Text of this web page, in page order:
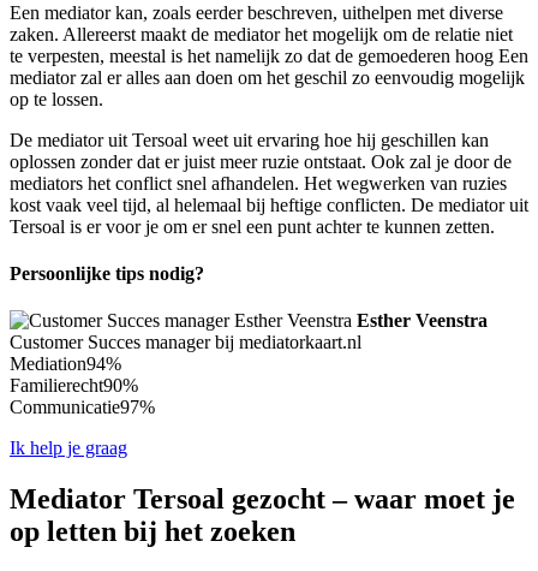
Een mediator kan, zoals eerder beschreven, uithelpen met diverse
zaken. Allereerst maakt de mediator het mogelijk om de relatie niet
te verpesten, meestal is het namelijk zo dat de gemoederen hoog Een
mediator zal er alles aan doen om het geschil zo eenvoudig mogelijk
op te lossen.
De mediator uit Tersoal weet uit ervaring hoe hij geschillen kan
oplossen zonder dat er juist meer ruzie ontstaat. Ook zal je door de
mediators het conflict snel afhandelen. Het wegwerken van ruzies
kost vaak veel tijd, al helemaal bij heftige conflicten. De mediator uit
Tersoal is er voor je om er snel een punt achter te kunnen zetten.
Persoonlijke tips nodig?
Esther Veenstra
Customer Succes manager bij mediatorkaart.nl
Mediation94%
Familierecht90%
Communicatie97%
Ik help je graag
Mediator Tersoal gezocht – waar moet je
op letten bij het zoeken